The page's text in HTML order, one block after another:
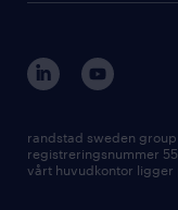
randstad sweden
registreringsnummer
vårt huvudkontor ligger